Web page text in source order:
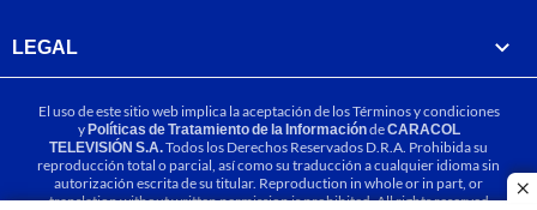
LEGAL
El uso de este sitio web implica la aceptación de losTérminos y condiciones
yPolíticas de Tratamiento de la InformacióndeCARACOL
TELEVISIÓN S.A.Todos los Derechos Reservados D.R.A. Prohibida su
reproducción total o parcial, así como su traducción a cualquier idioma sin
autorización escrita de su titular. Reproduction in whole or in part, or
translation without written permission is prohibited. All rights reserved